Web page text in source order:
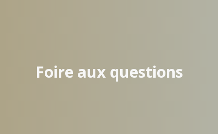
Foire aux questions